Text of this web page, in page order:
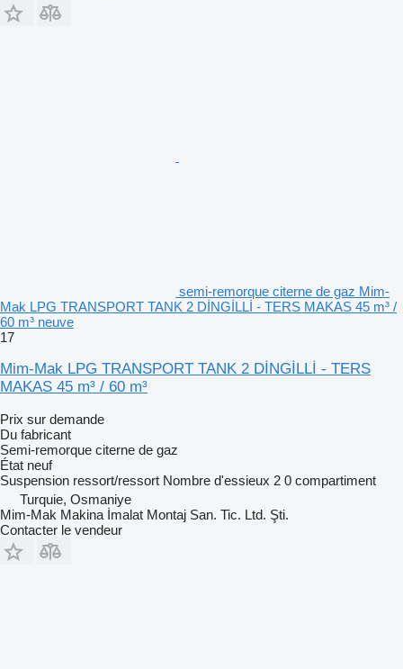
semi-remorque citerne de gaz Mim-
Mak LPG TRANSPORT TANK 2 DİNGİLLİ - TERS MAKAS 45 m³ /
60 m³ neuve
17
Mim-Mak LPG TRANSPORT TANK 2 DİNGİLLİ - TERS
MAKAS 45 m³ / 60 m³
Prix sur demande
Du fabricant
Semi-remorque citerne de gaz
État neuf
Suspension ressort/ressort Nombre d'essieux 2 0 compartiment
Turquie, Osmaniye
Mim-Mak Makina İmalat Montaj San. Tic. Ltd. Şti.
Contacter le vendeur